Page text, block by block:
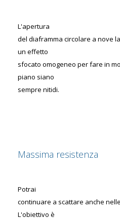
L'apertura
del diaframma circolare a nove
un effetto
sfocato omogeneo per fare in
piano siano
sempre nitidi.
Massima resistenza
Potrai
continuare a scattare anche
L'obiettivo è